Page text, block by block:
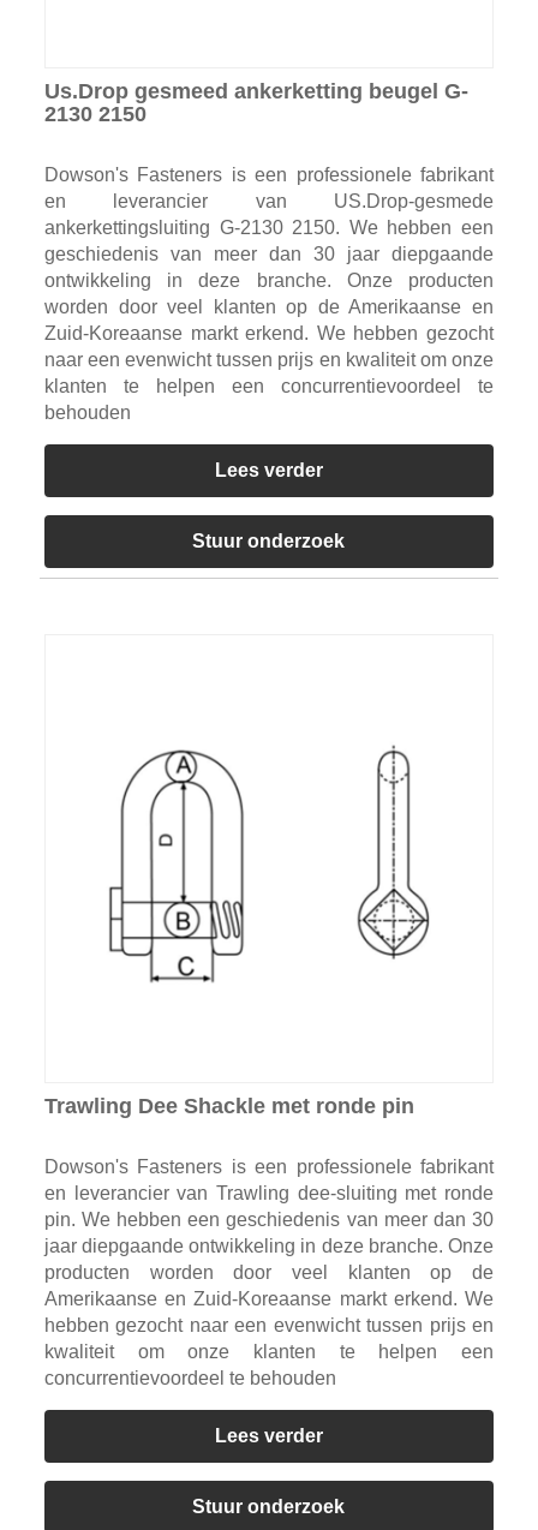
Us.Drop gesmeed ankerketting beugel G-
2130 2150
Dowson's Fasteners is een professionele fabrikant
en leverancier van US.Drop-gesmede
ankerkettingsluiting G-2130 2150. We hebben een
geschiedenis van meer dan 30 jaar diepgaande
ontwikkeling in deze branche. Onze producten
worden door veel klanten op de Amerikaanse en
Zuid-Koreaanse markt erkend. We hebben gezocht
naar een evenwicht tussen prijs en kwaliteit om onze
klanten te helpen een concurrentievoordeel te
behouden
Lees verder
Stuur onderzoek
Trawling Dee Shackle met ronde pin
Dowson's Fasteners is een professionele fabrikant
en leverancier van Trawling dee-sluiting met ronde
pin. We hebben een geschiedenis van meer dan 30
jaar diepgaande ontwikkeling in deze branche. Onze
producten worden door veel klanten op de
Amerikaanse en Zuid-Koreaanse markt erkend. We
hebben gezocht naar een evenwicht tussen prijs en
kwaliteit om onze klanten te helpen een
concurrentievoordeel te behouden
Lees verder
Stuur onderzoek